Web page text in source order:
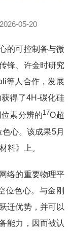
05-20
的可控制备与微
锋、许金时研究
等人合作，发展
得了4H-碳化硅
素分辨的17O超
心。该成果5月
料》上。
络的重要物理平
位色心。与金刚
迁优势，并可以
能力，因而被认